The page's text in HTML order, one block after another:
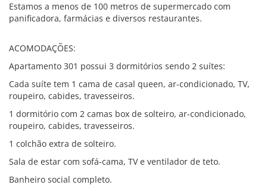
Estamos a menos de 100 metros de supermercado com
panificadora, farmácias e diversos restaurantes.
ACOMODAÇÕES:
Apartamento 301 possui 3 dormitórios sendo 2 suítes:
Cada suíte tem 1 cama de casal queen, ar-condicionado, TV,
roupeiro, cabides, travesseiros.
1 dormitório com 2 camas box de solteiro, ar-condicionado,
roupeiro, cabides, travesseiros.
1 colchão extra de solteiro.
Sala de estar com sofá-cama, TV e ventilador de teto.
Banheiro social completo.